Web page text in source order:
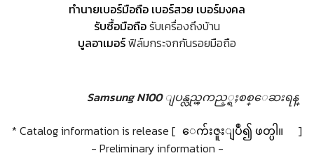
ทำนายเบอร์มือถือ เบอร์สวย เบอร์มงคล
รับซื้อมือถือรับเครื่องถึงบ้าน
บูลอาเมอร์ฟิล์มกระจกกันรอยมือถือ
Samsung N100 ျပန္လည္ၾကည့္ရႈစစ္ေဆးရန္
* Catalog information is release [ ေက်းဇူးျပဳ၍ ဖတ္ပါ။
]
- Preliminary information -